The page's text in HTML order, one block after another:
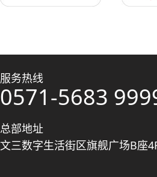
服务热线
0571-5683
总部地址
文三数字生活街区旗舰广场B座